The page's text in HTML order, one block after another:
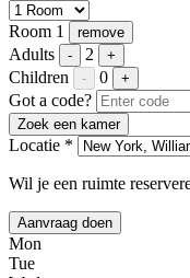
Room 1 remove
Adults - 2 +
Children - 0 +
Got a code?
Zoek een kamer
Locatie *
Wil je een ruimte
Aanvraag doen
Mon
Tue